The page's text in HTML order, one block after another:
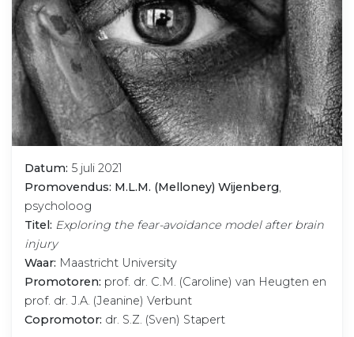
Datum: 5 juli 2021
Promovendus: M.L.M. (Melloney) Wijenberg,
psycholoog
Titel: Exploring the fear-avoidance model after brain
injury
Waar: Maastricht University
Promotoren: prof. dr. C.M. (Caroline) van Heugten en
prof. dr. J.A. (Jeanine) Verbunt
Copromotor: dr. S.Z. (Sven) Stapert